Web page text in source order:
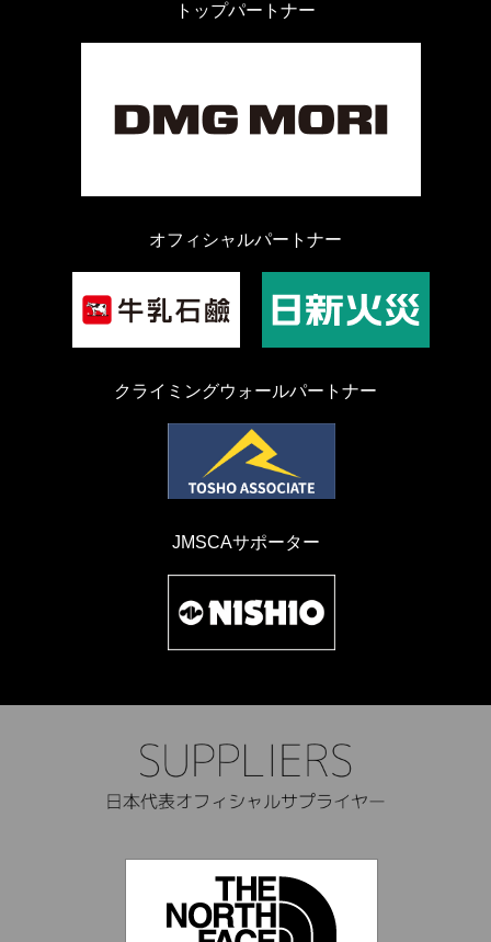
トップパートナー
オフィシャルパートナー
クライミングウォールパートナー
JMSCAサポーター